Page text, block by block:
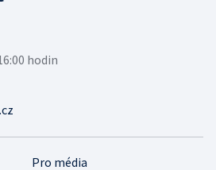
Pro média
hodin